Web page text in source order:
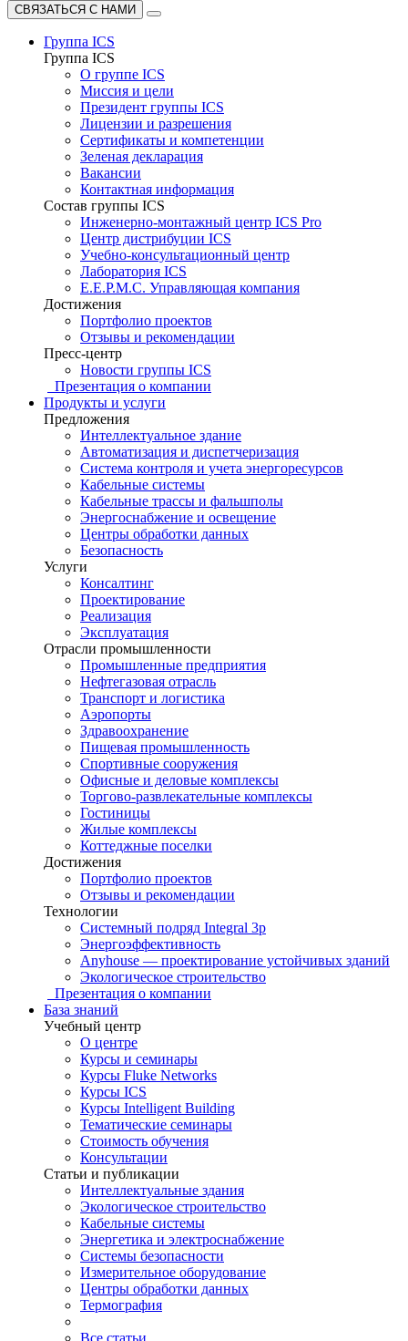
СВЯЗАТЬСЯ С НАМИ
Группа ICS
Группа ICS
О группе ICS
Миссия и цели
Президент группы ICS
Лицензии и разрешения
Сертификаты и компетенции
Зеленая декларация
Вакансии
Контактная информация
Состав группы ICS
Инженерно-монтажный центр ICS Pro
Центр дистрибуции ICS
Учебно-консультационный центр
Лаборатория ICS
E.E.P.M.C. Управляющая компания
Достижения
Портфолио проектов
Отзывы и рекомендации
Пресс-центр
Новости группы ICS
Презентация о компании
Продукты и услуги
Предложения
Интеллектуальное здание
Автоматизация и диспетчеризация
Система контроля и учета энергоресурсов
Кабельные системы
Кабельные трассы и фальшполы
Энергоснабжение и освещение
Центры обработки данных
Безопасность
Услуги
Консалтинг
Проектирование
Реализация
Эксплуатация
Отрасли промышленности
Промышленные предприятия
Нефтегазовая отрасль
Транспорт и логистика
Аэропорты
Здравоохранение
Пищевая промышленность
Спортивные сооружения
Офисные и деловые комплексы
Торгово-развлекательные комплексы
Гостиницы
Жилые комплексы
Коттеджные поселки
Достижения
Портфолио проектов
Отзывы и рекомендации
Технологии
Системный подряд Integral 3p
Энергоэффективность
Anyhouse — проектирование устойчивых зданий
Экологическое строительство
Презентация о компании
База знаний
Учебный центр
О центре
Курсы и семинары
Курсы Fluke Networks
Курсы ICS
Курсы Intelligent Building
Тематические семинары
Стоимость обучения
Консультации
Статьи и публикации
Интеллектуальные здания
Экологическое строительство
Кабельные системы
Энергетика и электроснабжение
Системы безопасности
Измерительное оборудование
Центры обработки данных
Термография
Все статьи